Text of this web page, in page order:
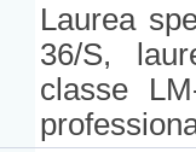
Laurea
36/S,
classe